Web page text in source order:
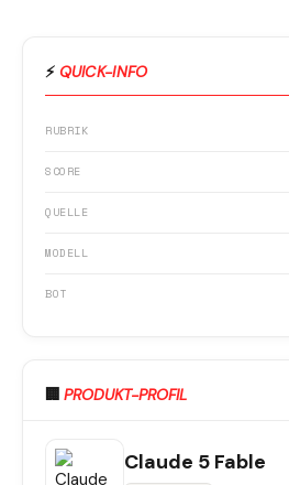
⚡ QUICK-INFO
RUBRIK
SCORE
QUELLE
MODELL
BOT
🏢 PRODUKT-PROFIL
Claude 5 Fable